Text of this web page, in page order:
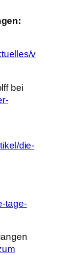
v
bei
die-
tage-